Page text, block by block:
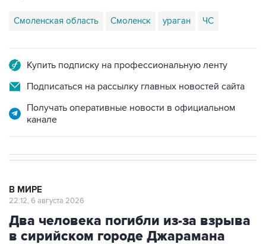
Смоленская область Смоленск ураган ЧС
Купить подписку на профессиональную ленту
Подписаться на рассылку главных новостей сайта
Получать оперативные новости в официальном
канале
В МИРЕ
22:12, 6 августа 2026
Два человека погибли из-за взрыва
в сирийском городе Джарамана